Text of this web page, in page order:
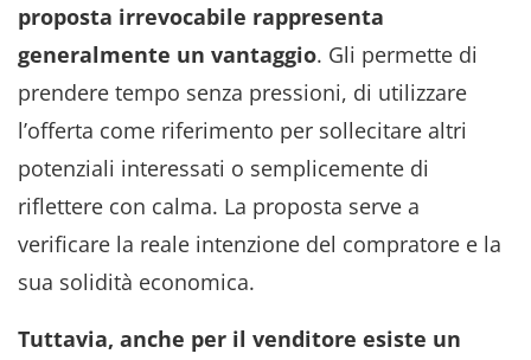
proposta irrevocabile rappresenta
generalmente un vantaggio. Gli permette di
prendere tempo senza pressioni, di utilizzare
l’offerta come riferimento per sollecitare altri
potenziali interessati o semplicemente di
riflettere con calma. La proposta serve a
verificare la reale intenzione del compratore e la
sua solidità economica.
Tuttavia, anche per il venditore esiste un